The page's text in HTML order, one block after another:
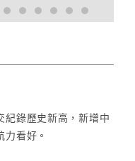
紀錄歷史新高，新增中
看好。